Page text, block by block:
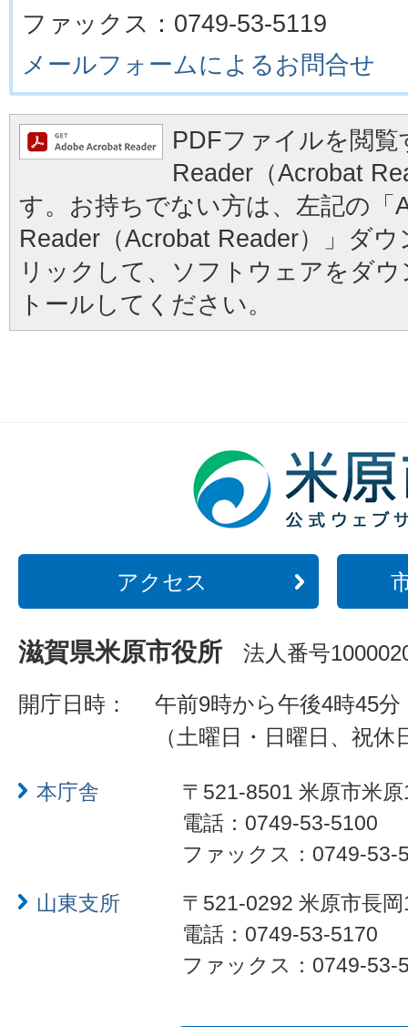
ファックス：0749-53-5119
メールフォームによるお問合せ
PDFファイルを閲
Reader（Acrobat
す。お持ちでない方は、左記の「
Reader（Acrobat Reader）」ダ
リックして、ソフトウェアをダ
トールしてください。
アクセス
滋賀県米原市役所 法人番号
開庁日時：
午前9時から午後4時45分
（土曜日・日曜日、祝
本庁舎
〒521-8501 米原市米
電話：0749-53-5100
ファックス：0749-53-
山東支所
〒521-0292 米原市長
電話：0749-53-5170
ファックス：0749-53-